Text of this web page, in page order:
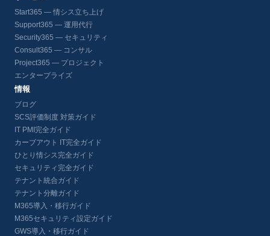
Start365 — 情シス立ち上げ
Support365 — 運用代行
Security365 — セキュリティ
Consult365 — コンサル
Project365 — プロジェクト
エンタープライズ
情報
ブログ
SCS評価制度 対策ガイド
IT PMI完全ガイド
カーブアウト IT完全ガイド
ひとり情シス完全ガイド
セキュリティ完全ガイド
テナント統合ガイド
テナント分離ガイド
M365導入・移行ガイド
M365セキュリティ設定ガイド
GWS導入・移行ガイド